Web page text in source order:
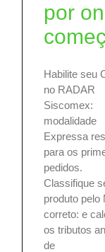
por
Habilite seu
no RADAR
Siscomex:
modalidade
Expressa
para os
pedidos.
Classifique
produto pelo
correto: e
os tributos
de